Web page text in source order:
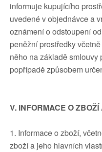
informuje kupujícího
uvedené v objednávce a
oznámení o odstoupení
peněžní prostředky
něho na základě smlouvy
popřípadě způsobem
V. INFORMACE O
1. Informace o zboží,
zboží a jeho hlavních